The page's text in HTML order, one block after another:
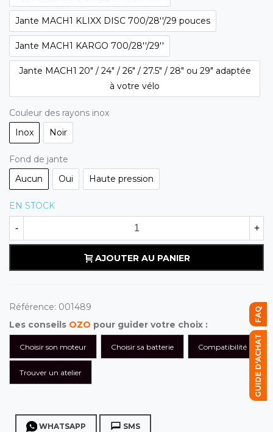
Jante MACH1 KLIXX DISC 700/28''/29 pouces
Jante MACH1 KARGO 700/28''/29''
Jante MACH1 20" / 24" / 26" / 27.5" / 28" ou 29" adaptée
à votre vélo
Couleur des rayons inox
Inox
Noir
Fond de jante
Aucun
Oui Haute pression
EN STOCK
- +
AJOUTER AU PANIER
Référence: 001489
Les conseils OZO pour guider votre choix :
Choisir son moteur Choisir sa batterie Compatibilité
Trouver un atelier
WHATSAPP SMS
FAQ
GUIDE D'ACHAT